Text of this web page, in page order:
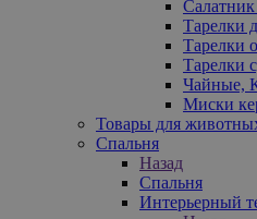
Тарелки
Тарелки
Тарелки
Чайные,
Миски
Товары для
Спальня
Назад
Спальня
Интерьерный